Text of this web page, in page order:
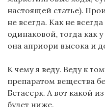
настоящей статье).
не всегда. Как не
одинаковой, тогда как
она априори высока и
К чему я веду. Веду к
препаратом вещества
Бетасерк. А вот какой
будет ниже.